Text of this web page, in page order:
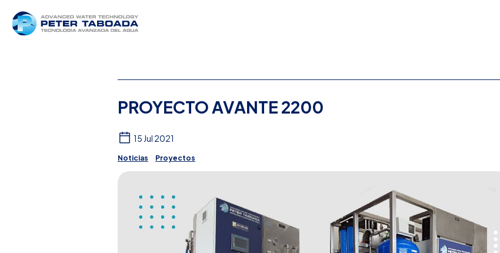
PROYECTO AVANTE 2200
15 Jul 2021
Noticias Proyectos